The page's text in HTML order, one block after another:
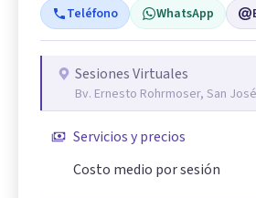
Teléfono WhatsApp
Sesiones Virtuales
Bv. Ernesto Rohrmoser, San
Servicios y precios
Costo medio por sesión